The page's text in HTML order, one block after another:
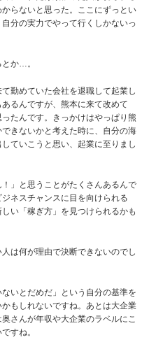
らないと思った。ここにずっとい
分の実力でやって行くしかないっ
か…。
勤めていた会社を退職して起業し
るんですが、熊本に来て改めて
たんです。きっかけはやっぱり熊
きないかと考えた時に、自分の海
ていこうと思い、起業に至りまし
」と思うことがたくさんあるんで
ネスチャンスに目を向けられる
い「稼ぎ方」を見つけられるかも
は何が理由で決断できないのでし
いとだめだ」という自分の基準を
もしれないですね。あとは大企業
さんが年収や大企業のラベルにこ
すね。